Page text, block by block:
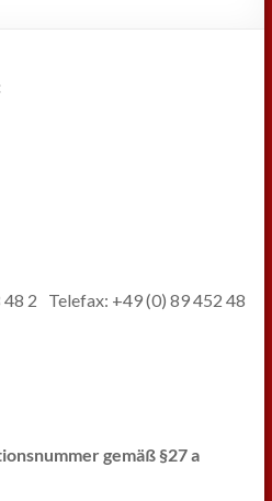
2 Telefax: +49 (0) 89 452 48
gemäß §27 a